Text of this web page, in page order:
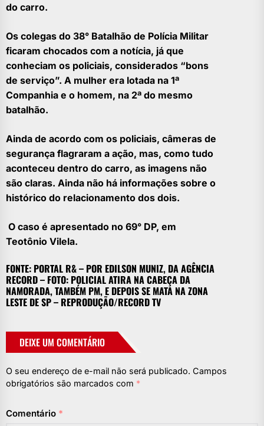
do carro.
Os colegas do 38° Batalhão de Polícia Militar
ficaram chocados com a notícia, já que
conheciam os policiais, considerados “bons
de serviço”. A mulher era lotada na 1ª
Companhia e o homem, na 2ª do mesmo
batalhão.
Ainda de acordo com os policiais, câmeras de
segurança flagraram a ação, mas, como tudo
aconteceu dentro do carro, as imagens não
são claras. Ainda não há informações sobre o
histórico do relacionamento dos dois.
O caso é apresentado no 69° DP, em
Teotônio Vilela.
FONTE: PORTAL R& – POR EDILSON MUNIZ, DA AGÊNCIA
RECORD – FOTO: POLICIAL ATIRA NA CABEÇA DA
NAMORADA, TAMBÉM PM, E DEPOIS SE MATA NA ZONA
LESTE DE SP – REPRODUÇÃO/RECORD TV
DEIXE UM COMENTÁRIO
O seu endereço de e-mail não será publicado. Campos
obrigatórios são marcados com *
Comentário *